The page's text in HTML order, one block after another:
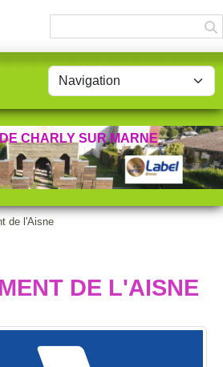
CHARLY SUR MARNE
de l'Aisne
DE L'AISNE